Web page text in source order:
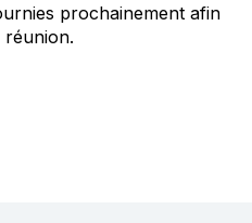
prochainement afin
réunion.